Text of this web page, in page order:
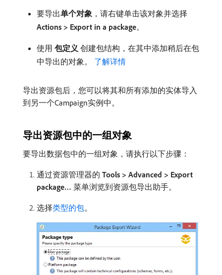
要导出​单个对象 ，请右键单击该对象并选择​
Actions > Export in a package。
使用​ 包定义 ​创建包结构，在其中添加稍后在包
中导出的对象。 了解详情
导出资源包后，您可以将其和所有添加的实体导入
到另一个Campaign实例中。
导出资源包中的一组对象
要导出数据包中的一组对象，请执行以下步骤：
通过资源管理器的​ Tools > Advanced > Export
package… ​菜单浏览到资源包导出助手。
选择类型的包。